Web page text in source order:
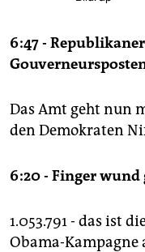
6:47 -
Das Amt geht nun
den Demokraten
6:20 - Finger
1.053.791 - das ist
Obama-Kampagne